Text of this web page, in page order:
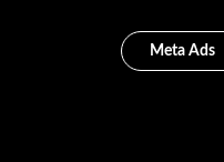
Meta Ads